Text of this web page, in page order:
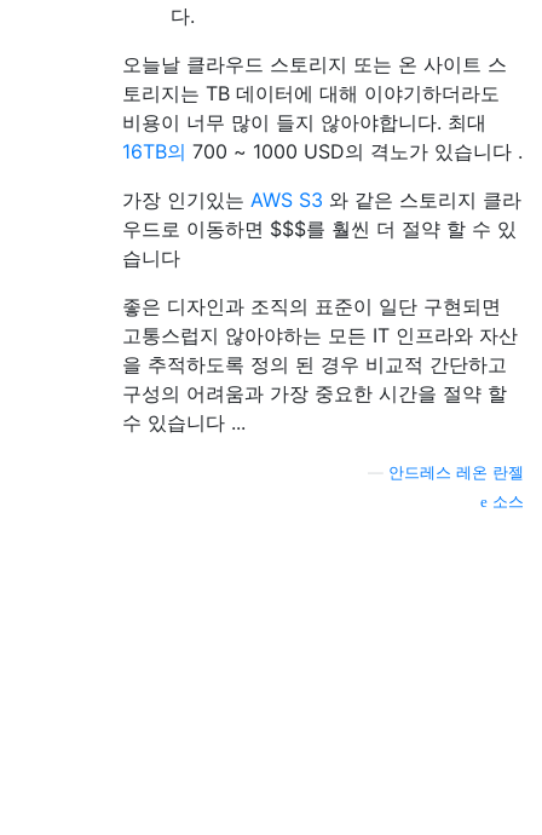
다.
오늘날 클라우드 스토리지 또는 온 사이트 스
토리지는 TB 데이터에 대해 이야기하더라도
비용이 너무 많이 들지 않아야합니다. 최대
16TB의 700 ~ 1000 USD의 격노가 있습니다 .
가장 인기있는 AWS S3 와 같은 스토리지 클라
우드로 이동하면 $$$를 훨씬 더 절약 할 수 있
습니다
좋은 디자인과 조직의 표준이 일단 구현되면
고통스럽지 않아야하는 모든 IT 인프라와 자산
을 추적하도록 정의 된 경우 비교적 간단하고
구성의 어려움과 가장 중요한 시간을 절약 할
수 있습니다 ...
안드레스 레온 란젤
소스